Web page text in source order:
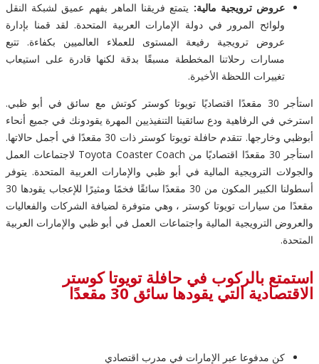
عروض ترويجية مالية: يتمتع فريقنا الماهر بفهم عميق لشبكة النقل
ولوائح المرور في دولة الإمارات العربية المتحدة. لقد قمنا بإدارة
عروض ترويجية رفيعة المستوى للعملاء العالميين بكفاءة. تتبع
مسارات رحلاتنا المخططة مسبقًا بدقة لكنها قادرة على استيعاب
تغييرات اللحظة الأخيرة.
استأجر 30 مقعدًا اقتصاديًا تويوتا كوستر كوتش مع سائق في أبو ظبي.
استرخي في الرفاهية ودع سائقينا التنفيذيين المهرة يقودونك في جميع أنحاء
أبوظبي وخارجها. تتقدم حافلة تويوتا كوستر ذات 30 مقعدًا في أجمل حالاتها.
استأجر 30 مقعدًا اقتصاديًا من Toyota Coaster Coach لاجتماعات العمل
والجولات الترويجية المالية في أبو ظبي والإمارات العربية المتحدة. يتوفر
أسطولنا الكبير المكون من 30 مقعدًا سائقًا فخمًا ومثيرًا للإعجاب يقودها 30
مقعدًا من سيارات تويوتا كوستر ، وهي متوفرة لضيافة الشركات والفعاليات
والعروض الترويجية المالية واجتماعات العمل في أبو ظبي والإمارات العربية
المتحدة.
استمتع بالركوب في حافلة تويوتا كوستر
الاقتصادية التي يقودها سائق 30 مقعدًا
كن مدفوعا عبر الإمارات في مدرب اقتصادي